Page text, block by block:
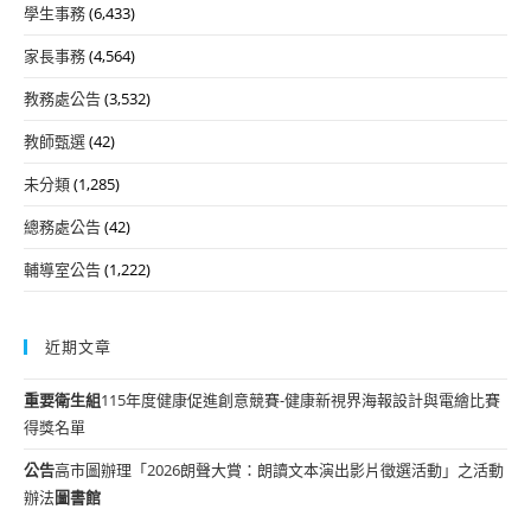
學生事務(6,433)
家長事務(4,564)
教務處公告(3,532)
教師甄選(42)
未分類(1,285)
總務處公告(42)
輔導室公告(1,222)
近期文章
重要衛生組115年度健康促進創意競賽-健康新視界海報設計與電繪比賽
得獎名單
公告高市圖辦理「2026朗聲大賞：朗讀文本演出影片徵選活動」之活動
辦法圖書館